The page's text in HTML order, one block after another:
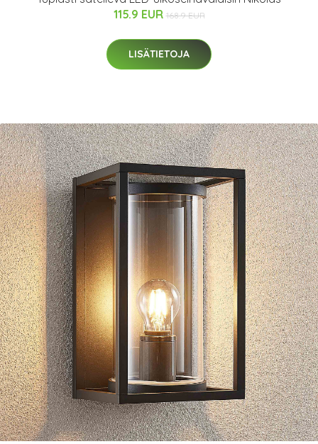
115.9 EUR 168.9 EUR
LISÄTIETOJA